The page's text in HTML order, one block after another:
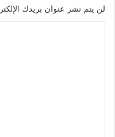
لن يتم نشر عنوان بريدك